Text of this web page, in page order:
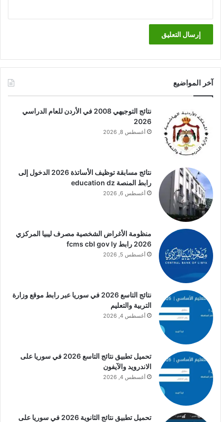
آخر المواضيع
نتائج التوجيهي 2008 في الأردن للعام الدراسي
2026
أغسطس 8, 2026
نتائج مسابقة توظيف الأساتذة 2026 الدخول إلى
رابط المنصة education dz
أغسطس 6, 2026
منظومة الأغراض الشخصية مصرف ليبيا المركزي
2026 رابط fcms cbl gov ly
أغسطس 5, 2026
نتائج التاسع 2026 في سوريا عبر رابط موقع وزارة
التربية والتعليم
أغسطس 4, 2026
تحميل تطبيق نتائج التاسع 2026 في سوريا على
الاندرويد والآيفون
أغسطس 4, 2026
تحميل تطبيق نتائج الثانوية 2026 في سوريا على